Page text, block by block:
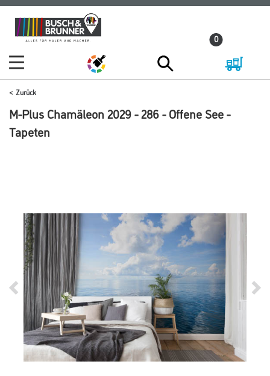
Zum
Inhalt
Zum
Navigationsmenü
0
Zurück
M-Plus Chamäleon 2029 - 286 - Offene See -
Tapeten